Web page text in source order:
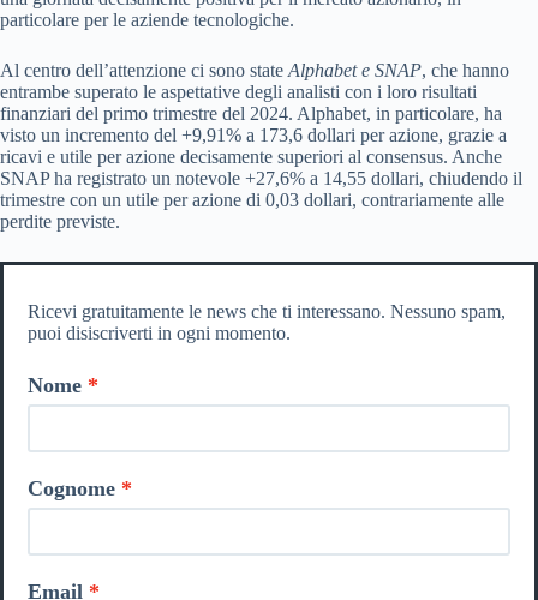
particolare per le aziende tecnologiche.
Al centro dell’attenzione ci sono state Alphabet e SNAP, che hanno
entrambe superato le aspettative degli analisti con i loro risultati
finanziari del primo trimestre del 2024. Alphabet, in particolare, ha
visto un incremento del +9,91% a 173,6 dollari per azione, grazie a
ricavi e utile per azione decisamente superiori al consensus. Anche
SNAP ha registrato un notevole +27,6% a 14,55 dollari, chiudendo il
trimestre con un utile per azione di 0,03 dollari, contrariamente alle
perdite previste.
Ricevi gratuitamente le news che ti interessano. Nessuno spam,
puoi disiscriverti in ogni momento.
Nome
Cognome
Email